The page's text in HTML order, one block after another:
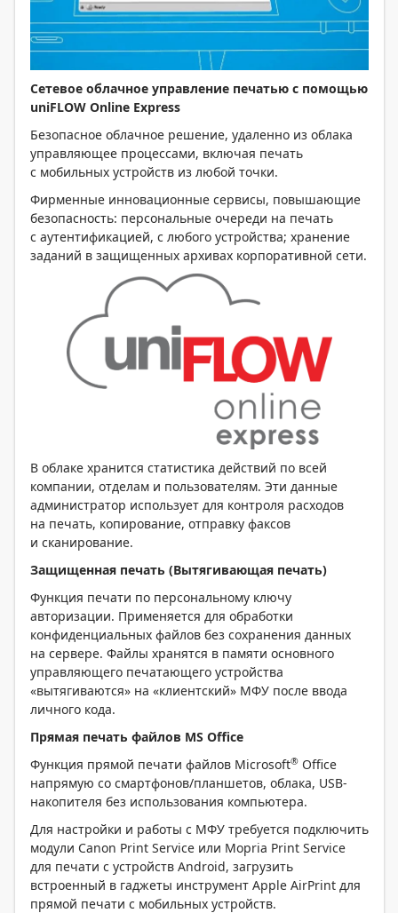
Сетевое облачное управление печатью с помощью
uniFLOW Online Express
Безопасное облачное решение, удаленно из облака
управляющее процессами, включая печать
с мобильных устройств из любой точки.
Фирменные инновационные сервисы, повышающие
безопасность: персональные очереди на печать
с аутентификацией, с любого устройства; хранение
заданий в защищенных архивах корпоративной сети.
В облаке хранится статистика действий по всей
компании, отделам и пользователям. Эти данные
администратор использует для контроля расходов
на печать, копирование, отправку факсов
и сканирование.
Защищенная печать (Вытягивающая печать)
Функция печати по персональному ключу
авторизации. Применяется для обработки
конфиденциальных файлов без сохранения данных
на сервере. Файлы хранятся в памяти основного
управляющего печатающего устройства
«вытягиваются» на «клиентский» МФУ после ввода
личного кода.
Прямая печать файлов MS Office
Функция прямой печати файлов Microsoft® Office
напрямую со смартфонов/планшетов, облака, USB-
накопителя без использования компьютера.
Для настройки и работы с МФУ требуется подключить
модули Canon Print Service или Mopria Print Service
для печати с устройств Android, загрузить
встроенный в гаджеты инструмент Apple AirPrint для
прямой печати с мобильных устройств.